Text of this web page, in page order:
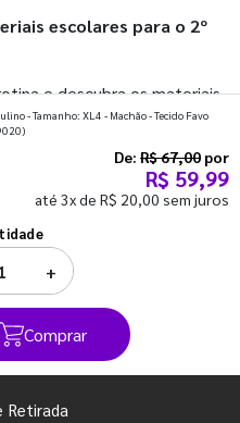
escolares para o 2º
e descubra os materiais
começar o segundo
- Tamanho: XL4 - Machão - Tecido Favo
De: R$ 67,00 por
R$ 59,99
até 3x de R$ 20,00 sem juros
+
Comprar
Retirada